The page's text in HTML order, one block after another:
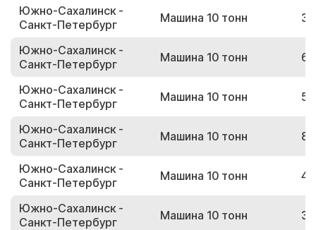
Южно-Сахалинск -
Санкт-Петербург
Машина 10 тонн
Южно-Сахалинск -
Санкт-Петербург
Машина 10 тонн
Южно-Сахалинск -
Санкт-Петербург
Машина 10 тонн
Южно-Сахалинск -
Санкт-Петербург
Машина 10 тонн
Южно-Сахалинск -
Санкт-Петербург
Машина 10 тонн
Южно-Сахалинск -
Санкт-Петербург
Машина 10 тонн